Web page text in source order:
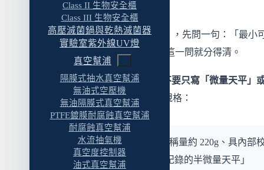
Class II 生物安全櫃
Class III 生物安全櫃
高壓滅菌鍋與乾熱滅菌器
實驗室紫外線UV燈
真空幫浦
隔膜式抽水真空幫浦
無油式空壓機
無油隔膜式真空幫浦
PTFE鍍膜耐腐蝕真空幫浦
耐腐蝕真空幫浦
水流抽氣機
真空度控制器
油式真空幫浦
採購規格的精準寫法
當有人說「我們要買微量天平」，先問一句：「最小
值是 0.01mg 還是 0.001mg？」這一問就分得清。
寫採購規格、SOP、文件時，
不要只寫「微量天平」
「分析天平」——直接寫具體規格：
「最小可讀值 0.01mg、最大稱量約 220g、具內部
正功能、可輸出 GLP/GMP 紀錄的半微量天平」